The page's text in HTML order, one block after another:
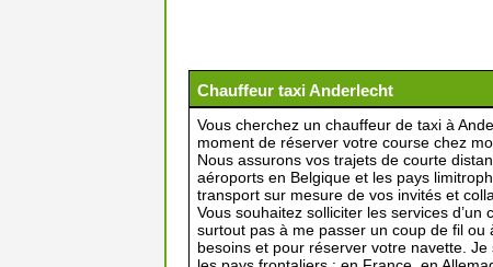
Chauffeur taxi Anderlecht
Vous cherchez un chauffeur de taxi à
moment de réserver votre course chez
Nous assurons vos trajets de courte
aéroports en Belgique et les pays
transport sur mesure de vos invités et
Vous souhaitez solliciter les services d’un
surtout pas à me passer un coup de fil ou
besoins et pour réserver votre navette.